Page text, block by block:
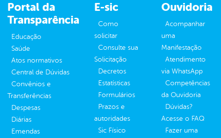
Portal da
Transparência
Educação
Saúde
Atos normativos
Central de Dúvidas
Convênios e
Transferências
Despesas
Diárias
Emendas
E-sic
Como
solicitar
Consulte sua
Solicitação
Decretos
Estatísticas
Formulários
Prazos e
autoridades
Sic Físico
Ouvidoria
Acompanhar
uma
Manifestação
Atendimento
via WhatsApp
Competências
da Ouvidoria
Dúvidas?
Acesse o FAQ
Fazer uma